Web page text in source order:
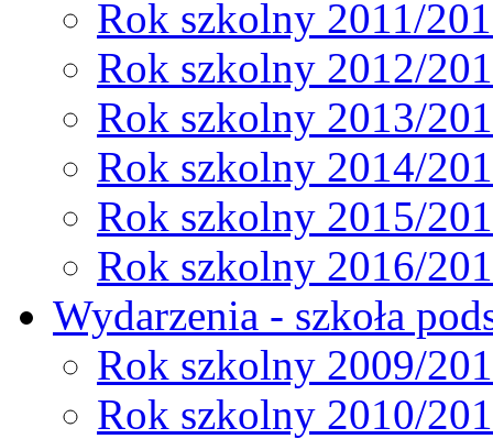
Rok szkolny 2011/
Rok szkolny 2012/
Rok szkolny 2013/
Rok szkolny 2014/
Rok szkolny 2015/
Rok szkolny 2016/
Wydarzenia - szkoła
Rok szkolny 2009/
Rok szkolny 2010/